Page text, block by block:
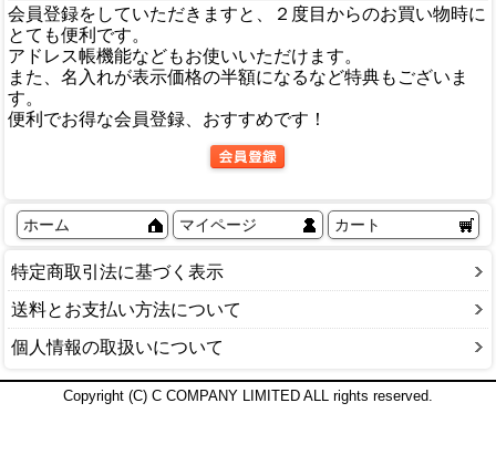
会員登録をしていただきますと、２度目からのお買い物時に
とても便利です。
アドレス帳機能などもお使いいただけます。
また、名入れが表示価格の半額になるなど特典もございま
す。
便利でお得な会員登録、おすすめです！
ホーム マイページ カート
特定商取引法に基づく表示
送料とお支払い方法について
個人情報の取扱いについて
Copyright (C) C COMPANY LIMITED ALL rights reserved.